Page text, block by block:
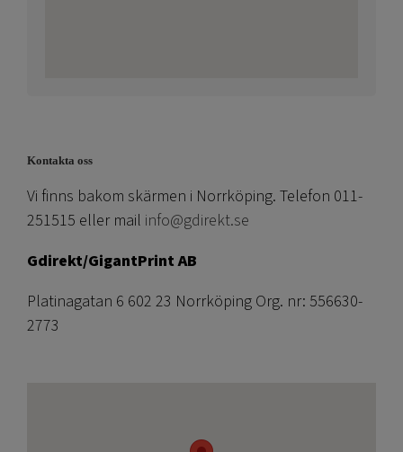
Kontakta oss
Vi finns bakom skärmen i Norrköping. Telefon 011-
251515 eller mail info@gdirekt.se
Gdirekt/GigantPrint AB
Platinagatan 6 602 23 Norrköping Org. nr: 556630-
2773